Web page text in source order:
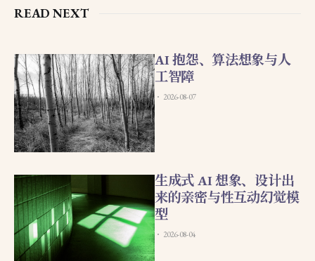
READ NEXT
AI 抱怨、算法想象与人
工智障
2026-08-07
生成式 AI 想象、设计出
来的亲密与性互动幻觉模
型
2026-08-04